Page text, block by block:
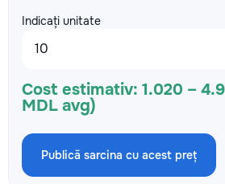
Indicați unitate
Cost estimativ: 1.020 –
MDL avg)
Publică sarcina cu acest preț